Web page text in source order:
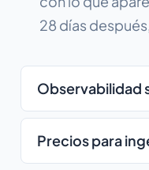
28 días
Observabilidad
Precios para